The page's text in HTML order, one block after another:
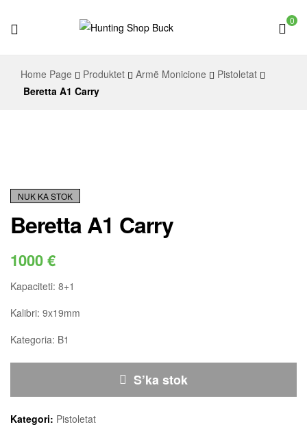
Shop
0
Home Page Produktet Armë Monicione
Pistoletat
Beretta A1 Carry
NUK KA STOK
Beretta A1 Carry
1000€
Kapaciteti: 8+1
Kalibri: 9x19mm
Kategoria: B1
S’ka stok
Kategori: Pistoletat